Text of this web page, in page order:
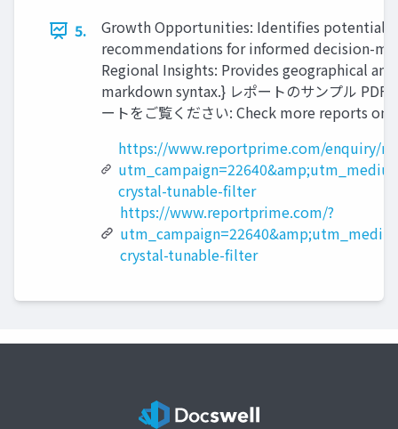
5.
Growth Opportunities: Identifies potential
recommendations for informed decision-
Regional Insights: Provides geographical
markdown syntax.} レポートのサンプル
ートをご覧ください: Check more reports
https://www.reportprime.com/enquiry/
crystal-tunable-filter
https://www.reportprime.com/?
crystal-tunable-filter